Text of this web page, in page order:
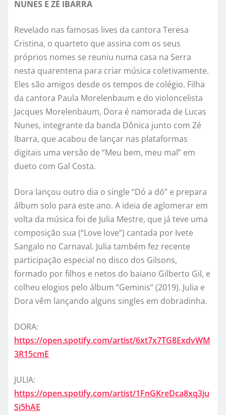
NUNES E ZÉ IBARRA
Revelado nas famosas lives da cantora Teresa
Cristina, o quarteto que assina com os seus
próprios nomes se reuniu numa casa na Serra
nesta quarentena para criar música coletivamente.
Eles são amigos desde os tempos de colégio. Filha
da cantora Paula Morelenbaum e do violoncelista
Jacques Morelenbaum, Dora é namorada de Lucas
Nunes, integrante da banda Dônica junto com Zé
Ibarra, que acabou de lançar nas plataformas
digitais uma versão de “Meu bem, meu mal” em
dueto com Gal Costa.
Dora lançou outro dia o single “Dó a dó” e prepara
álbum solo para este ano. A ideia de aglomerar em
volta da música foi de Julia Mestre, que já teve uma
composição sua (“Love love”) cantada por Ivete
Sangalo no Carnaval. Julia também fez recente
participação especial no disco dos Gilsons,
formado por filhos e netos do baiano Gilberto Gil, e
colheu elogios pelo álbum “Geminis” (2019). Julia e
Dora vêm lançando alguns singles em dobradinha.
DORA:
https://open.spotify.com/artist/6xt7x7TG8ExdvWM
3R15cmE
JULIA:
https://open.spotify.com/artist/1FnGKreDca8xq3ju
Si5hAE